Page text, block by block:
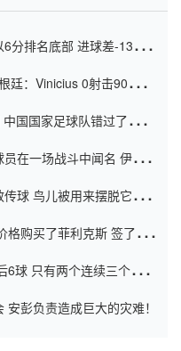
分排名底部 进球差-13令人
廷：Vinicius 0射击90分钟
国国家足球队错过了世界
在一场战斗中闻名 伊万放
球 鸟儿被用来摆脱它
格购买了菲利克斯 签了7年
球 只有两个连续三个连续
彭负责造成巨大的灾难！